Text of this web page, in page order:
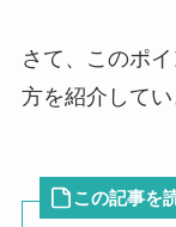
さて、このポ
方を紹介してい
この記事を